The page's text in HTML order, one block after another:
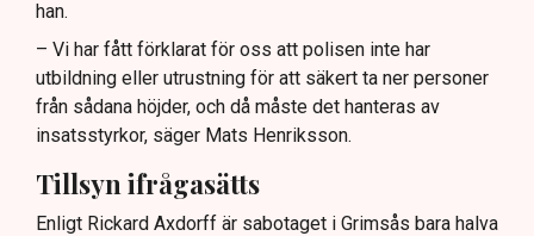
han.
– Vi har fått förklarat för oss att polisen inte har
utbildning eller utrustning för att säkert ta ner personer
från sådana höjder, och då måste det hanteras av
insatsstyrkor, säger Mats Henriksson.
Tillsyn ifrågasätts
Enligt Rickard Axdorff är sabotaget i Grimsås bara halva